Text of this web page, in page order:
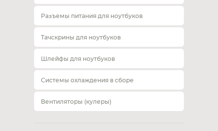
Разъемы питания для ноутбуков
Тачскрины для ноутбуков
Шлейфы для ноутбуков
Системы охлаждения в сборе
Вентиляторы (кулеры)